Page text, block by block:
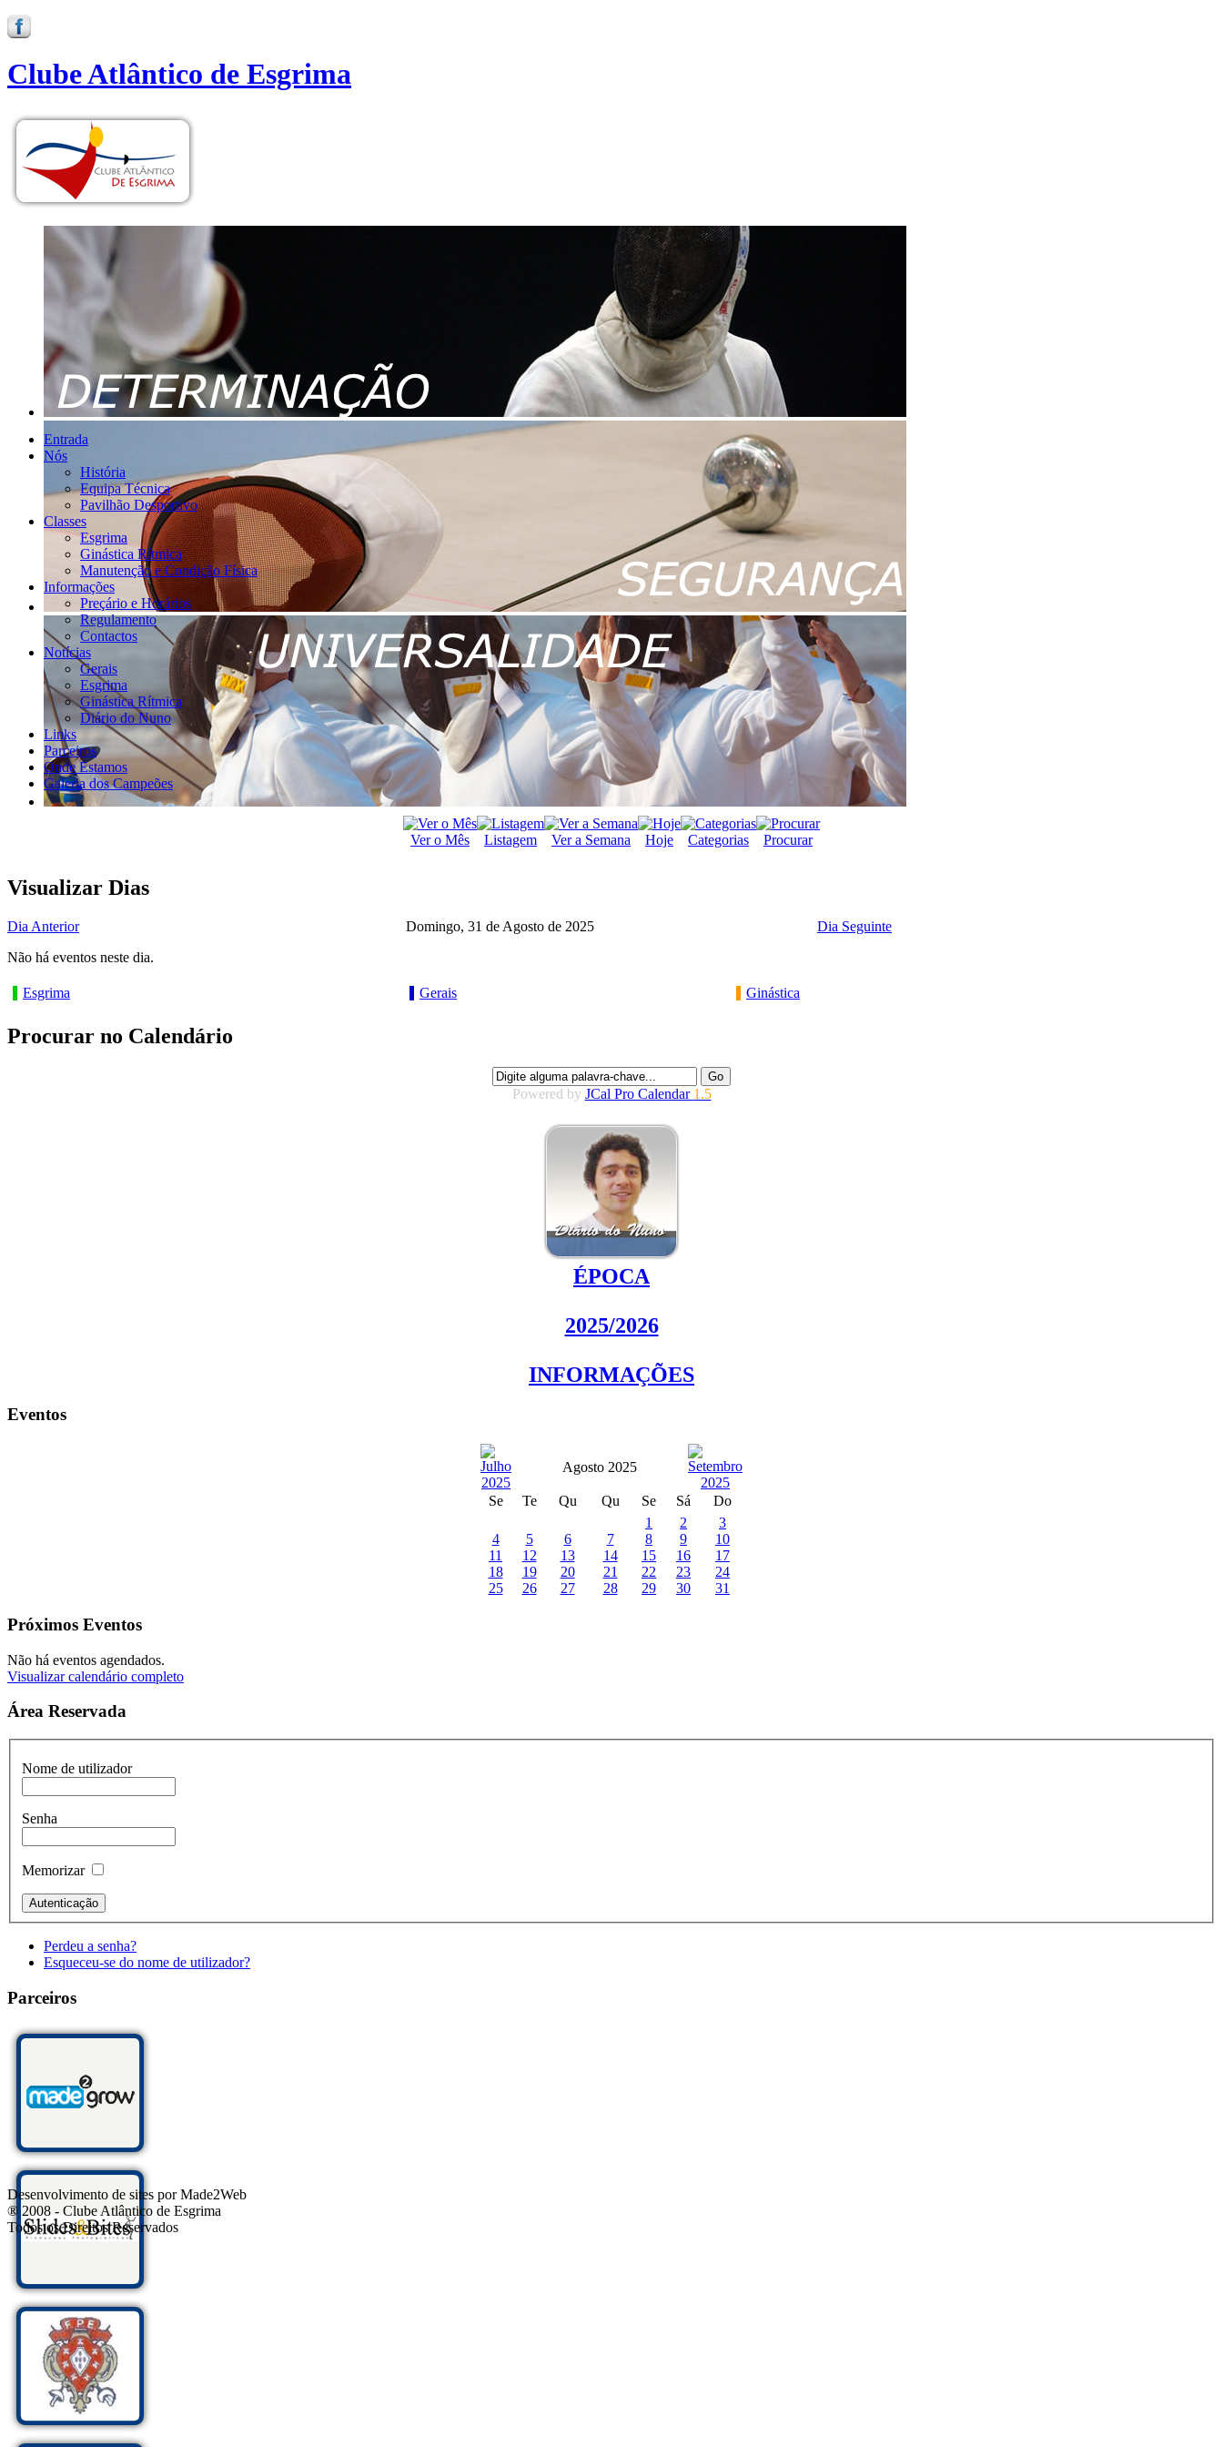
Clube Atlântico de Esgrima
Entrada
Nós
História
Equipa Técnica
Pavilhão Desportivo
Classes
Esgrima
Ginástica Rítmica
Manutenção e Condição Física
Informações
Preçário e Horários
Regulamento
Contactos
Notícias
Gerais
Esgrima
Ginástica Rítmica
Diário do Nuno
Links
Parceiros
Onde Estamos
Galeria dos Campeões
Ver o Mês Listagem Ver a Semana Hoje Categorias Procurar
Visualizar Dias
Dia Anterior Domingo, 31 de Agosto de 2025
Dia Seguinte
Não há eventos neste dia.
Esgrima Gerais Ginástica
Procurar no Calendário
Powered by JCal Pro Calendar 1.5
ÉPOCA
2025/2026
INFORMAÇÕES
Eventos
Agosto 2025
Se Te Qu Qu Se Sá
Do
1
2
3
4
5 6 7 8 9
10
11
12 13 14 15 16
17
18
19 20 21 22 23
24
25
26 27 28 29 30 31
Próximos Eventos
Não há eventos agendados.
Visualizar calendário completo
Área Reservada
Nome de utilizador
Senha
Memorizar
Perdeu a senha?
Esqueceu-se do nome de utilizador?
Parceiros
Desenvolvimento de sites por Made2Web
® 2008 - Clube Atlântico de Esgrima
Todos os Direitos Reservados